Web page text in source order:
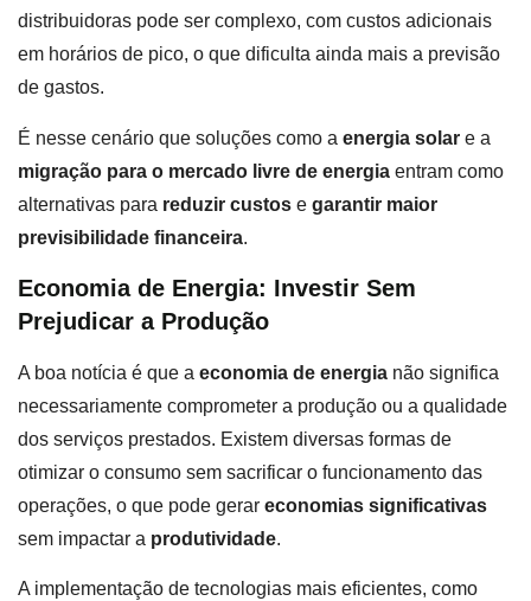
distribuidoras pode ser complexo, com custos adicionais
em horários de pico, o que dificulta ainda mais a previsão
de gastos.
É nesse cenário que soluções como a energia solar e a
migração para o mercado livre de energia entram como
alternativas para reduzir custos e garantir maior
previsibilidade financeira.
Economia de Energia: Investir Sem
Prejudicar a Produção
A boa notícia é que a economia de energia não significa
necessariamente comprometer a produção ou a qualidade
dos serviços prestados. Existem diversas formas de
otimizar o consumo sem sacrificar o funcionamento das
operações, o que pode gerar economias significativas
sem impactar a produtividade.
A implementação de tecnologias mais eficientes, como